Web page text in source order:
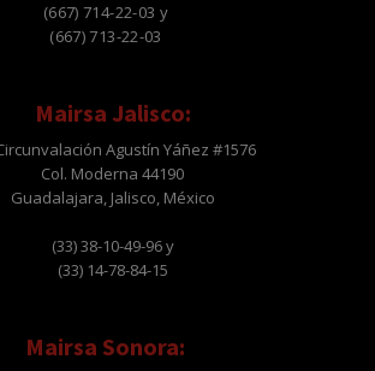
(667) 714-22-03 y
(667) 713-22-03
Mairsa Jalisco:
Agustín Yáñez #1576
Col. Moderna 44190
Guadalajara, Jalisco, México
(33) 38-10-49-96 y
(33) 14-78-84-15
Mairsa Sonora: